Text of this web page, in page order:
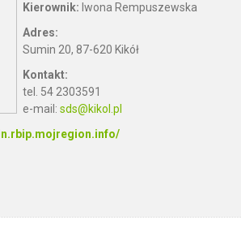
Kierownik: Iwona Rempuszewska
Adres:
Sumin 20, 87-620 Kikół
Kontakt:
tel. 54 2303591
e-mail: sds@kikol.pl